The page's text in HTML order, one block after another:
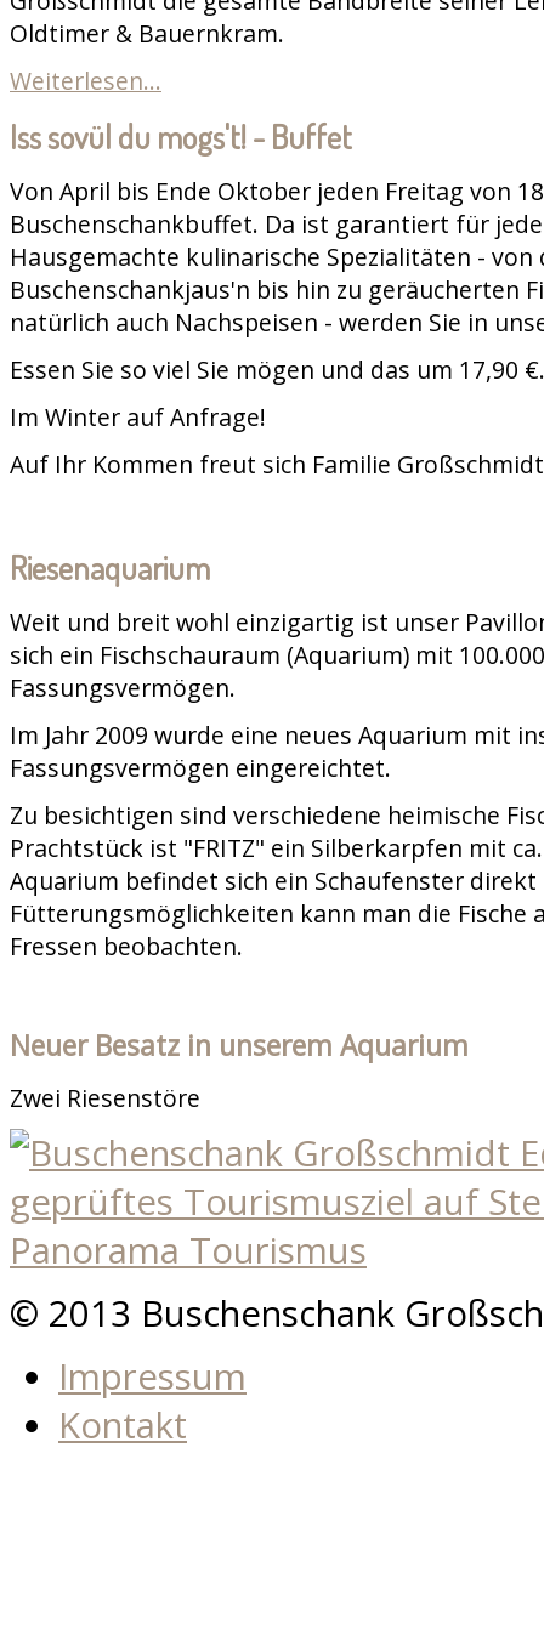
Oldtimer & Bauernkram.
Weiterlesen...
Iss sovül du mogs't! - Buffet
Von April bis Ende Oktober jeden Freitag von
Buschenschankbuffet. Da ist garantiert für
Hausgemachte kulinarische Spezialitäten - von
Buschenschankjaus'n bis hin zu geräucherten
natürlich auch Nachspeisen - werden Sie in
Essen Sie so viel Sie mögen und das um 17,90 €.
Im Winter auf Anfrage!
Auf Ihr Kommen freut sich Familie
Riesenaquarium
Weit und breit wohl einzigartig ist unser
sich ein Fischschauraum (Aquarium) mit
Fassungsvermögen.
Im Jahr 2009 wurde eine neues Aquarium mit
Fassungsvermögen eingereichtet.
Zu besichtigen sind verschiedene heimische
Prachtstück ist "FRITZ" ein Silberkarpfen mit
Aquarium befindet sich ein Schaufenster direkt
Fütterungsmöglichkeiten kann man die Fische
Fressen beobachten.
Neuer Besatz in unserem Aquarium
Zwei Riesenstöre
© 2013 Buschenschank
Impressum
Kontakt